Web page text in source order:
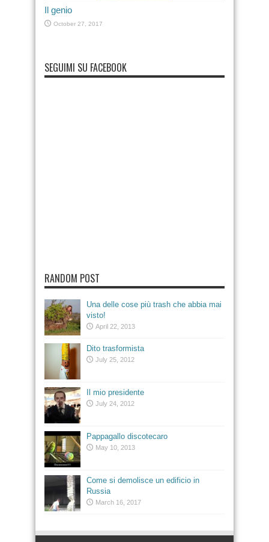
Il genio
October 27, 2017
SEGUIMI SU FACEBOOK
RANDOM POST
Una delle cose più trash che abbia mai
visto!
April 22, 2013
Dito trasformista
July 25, 2012
Il mio presidente
July 24, 2012
Pappagallo discotecaro
May 10, 2013
Come si demolisce un edificio in
Russia
March 16, 2017